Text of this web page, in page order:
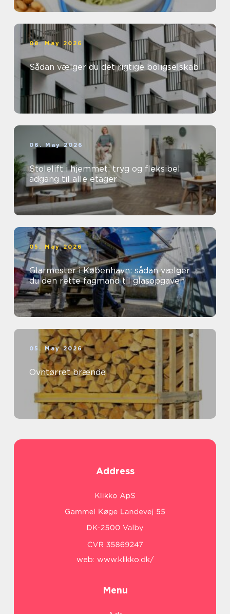
08. May 2026
Sådan vælger du det rigtige boligselskab
06. May 2026
Stolelift i hjemmet: tryg og fleksibel
adgang til alle etager
05. May 2026
Glarmester i København: sådan vælger
du den rette fagmand til glasopgaven
05. May 2026
Ovntørret brænde
Address
web: www.klikko.dk/
Menu